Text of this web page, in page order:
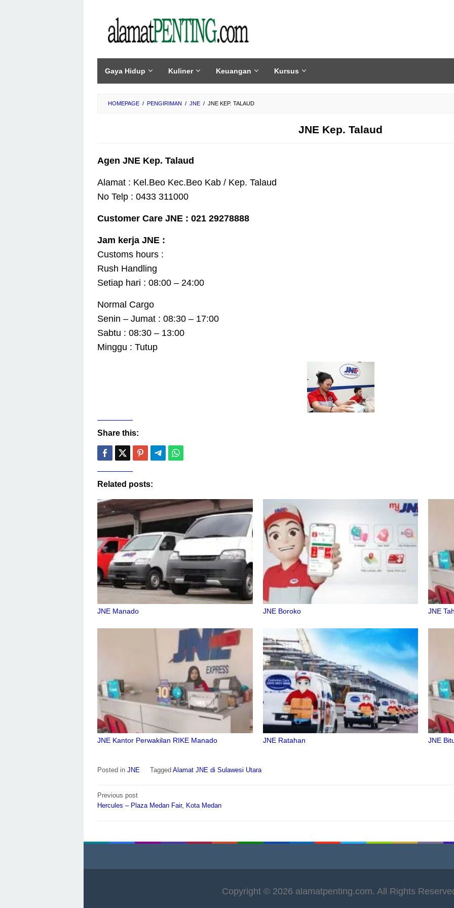
content
Gaya Hidup Kuliner Keuangan Kursus
HOMEPAGE / PENGIRIMAN / JNE / JNE KEP. TALAUD
JNE Kep. Talaud
Agen JNE Kep. Talaud
Alamat : Kel.Beo Kec.Beo Kab / Kep. Talaud
No Telp : 0433 311000
Customer Care JNE : 021 29278888
Jam kerja JNE :
Customs hours :
Rush Handling
Setiap hari : 08:00 – 24:00
Normal Cargo
Senin – Jumat : 08:30 – 17:00
Sabtu : 08:30 – 13:00
Minggu : Tutup
Share this:
Related posts:
JNE Manado JNE Boroko JNE
JNE Kantor Perwakilan RIKE Manado JNE Ratahan JNE
Posted in JNE Tagged Alamat JNE di Sulawesi Utara
Post
navigation
Previous post
Hercules – Plaza Medan Fair, Kota Medan
Copyright © 2026 alamatpenting.com. All Rights